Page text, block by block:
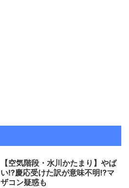
【空気階段・水川かたまり】やば
い!?慶応受けた訳が意味不明!?マ
ザコン疑惑も